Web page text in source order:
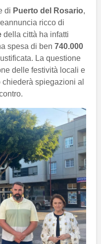
di Puerto del Rosario,
ricco di
della città ha infatti
spesa di ben 740.000
La questione
delle festività locali e
spiegazioni al